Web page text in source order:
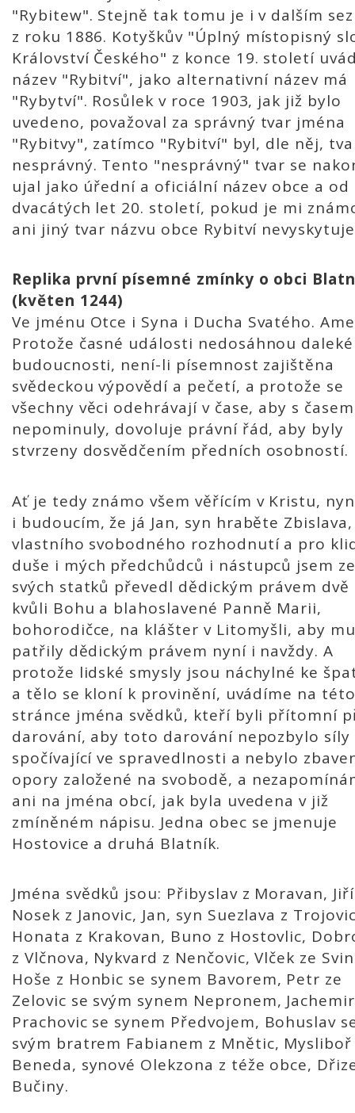
"Rybitew". Stejně tak tomu je i v dalším
z roku 1886. Kotyškův "Úplný místopisný
Království Českého" z konce 19. století
název "Rybitví", jako alternativní název má
"Rybytví". Rosůlek v roce 1903, jak již bylo
uvedeno, považoval za správný tvar jména
"Rybitvy", zatímco "Rybitví" byl, dle něj,
nesprávný. Tento "nesprávný" tvar se
ujal jako úřední a oficiální název obce a od
dvacátých let 20. století, pokud je mi
ani jiný tvar názvu obce Rybitví
Replika první písemné zmínky o obci
(květen 1244)
Ve jménu Otce i Syna i Ducha Svatého.
Protože časné události nedosáhnou daleké
budoucnosti, není-li písemnost zajištěna
svědeckou výpovědí a pečetí, a protože se
všechny věci odehrávají v čase, aby s časem
nepominuly, dovoluje právní řád, aby byly
stvrzeny dosvědčením předních osobností.
Ať je tedy známo všem věřícím v Kristu,
i budoucím, že já Jan, syn hraběte
vlastního svobodného rozhodnutí a pro
duše i mých předchůdců i nástupců jsem ze
svých statků převedl dědickým právem dvě
kvůli Bohu a blahoslavené Panně Marii,
bohorodičce, na klášter v Litomyšli, aby mu
patřily dědickým právem nyní i navždy. A
protože lidské smysly jsou náchylné ke
a tělo se kloní k provinění, uvádíme na této
stránce jména svědků, kteří byli přítomní
darování, aby toto darování nepozbylo síly
spočívající ve spravedlnosti a nebylo
opory založené na svobodě, a
ani na jména obcí, jak byla uvedena v již
zmíněném nápisu. Jedna obec se jmenuje
Hostovice a druhá Blatník.
Jména svědků jsou: Přibyslav z Moravan, Jiří
Nosek z Janovic, Jan, syn Suezlava z
Honata z Krakovan, Buno z Hostovlic,
z Vlčnova, Nykvard z Nenčovic, Vlček ze
Hoše z Honbic se synem Bavorem, Petr ze
Zelovic se svým synem Nepronem,
Prachovic se synem Předvojem, Bohuslav
svým bratrem Fabianem z Mnětic, Mysliboř
Beneda, synové Olekzona z téže obce,
Bučiny.